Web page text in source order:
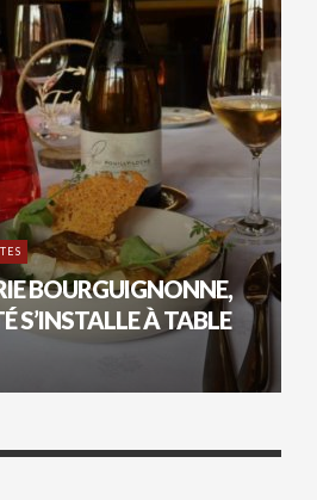
BOURGUIGNONNE,
S’INSTALLE À TABLE